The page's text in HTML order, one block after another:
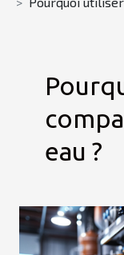
eau ?